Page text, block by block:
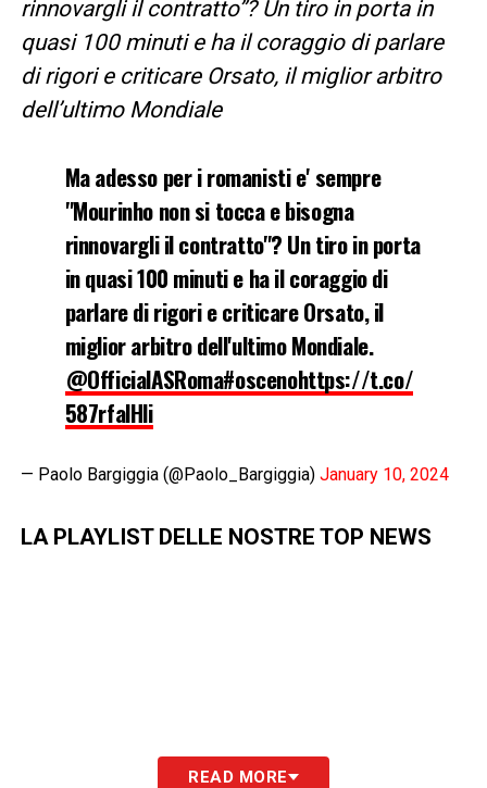
rinnovargli il contratto”? Un tiro in porta in
quasi 100 minuti e ha il coraggio di parlare
di rigori e criticare Orsato, il miglior arbitro
dell’ultimo Mondiale
Ma adesso per i romanisti e' sempre
"Mourinho non si tocca e bisogna
rinnovargli il contratto"? Un tiro in porta
in quasi 100 minuti e ha il coraggio di
parlare di rigori e criticare Orsato, il
miglior arbitro dell'ultimo Mondiale.
@OfficialASRoma#oscenohttps://t.co/
587rfalHli
— Paolo Bargiggia (@Paolo_Bargiggia) January 10, 2024
LA PLAYLIST DELLE NOSTRE TOP NEWS
READ MORE